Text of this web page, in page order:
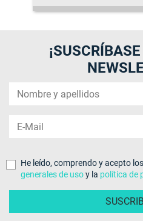
He leído, comprendo y acepto los
generales de usoy la política de